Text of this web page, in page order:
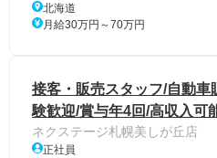
北海道
月給30万円～70万円
接客・販売スタッフ/自動車
験歓迎/賞与年4回/高収入可
ネクステージ札幌美しが丘店
正社員